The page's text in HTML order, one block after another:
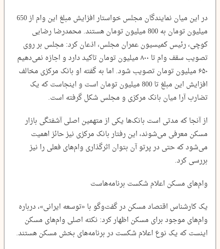
در این میان نمایندگان مجلس خواستار افزایش مبلغ این وام از 650
میلیون تومان به 800 میلیون تومان هستند. محمدرضا رضایی
کوچی، رئیس کمیسیون عمران مجلس، اذعان کرد: مجلس بر روی
تصویب سقف وام تا ٨٠٠ میلیون تومان تاکید دارد و اجازه نمی‌دهیم
۶۵٠ میلیون تومان تصویب شود. اما به گفته او بانک مرکزی مخالف
افزایش این مبلغ تا 800 میلیون تومان است و اینجاست که یک
تضارب آرا میان بانک مرکزی و مجلس شکل گرفته است.
از آنجا که مدتی است بانک‌ها یکی از متهمین اصلی آشفتگی بازار
مسکن معرفی می‌شوند، این رفتار بانک مرکزی نیز حائز اهمیت
می‌شود که حتی در پرتو آن بتوان اثرگذاری وام‌های فعلی را نیز
بررسی کرد.
وام‌های مسکن اعلام شکست برنامه‌هاست
یک کارشناس اقتصاد مسکن در گفت‌وگو با «توسعه ایرانی»، درباره
وام‌های موجود برای مسکن اظهار کرد: نکته اصلی وام‌های مسکن
اینست که یک نوع اعلام شکست در برنامه‌های بخش مسکن هستند.